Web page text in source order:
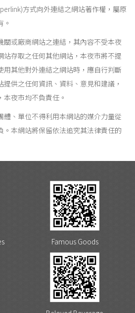
方式向外連結之網站著作權，屬原
。
關或廠商網站之連結，其內容不受本夜
站存取之任何其他網站，本夜市將不提
用其他對外連結之網站時，應自行判斷
供之任何資訊、資料、意見和建議，
夜市均不負責任。
體、單位不得利用本網站的媒介力量從
。本網站將保留依法追究其法律責任的
Famous Goods